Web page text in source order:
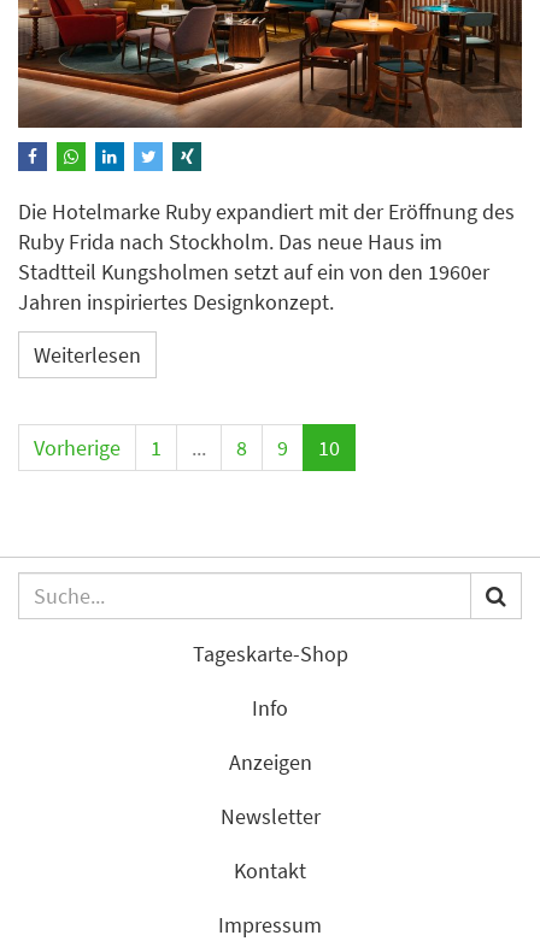
Die Hotelmarke Ruby expandiert mit der Eröffnung des
Ruby Frida nach Stockholm. Das neue Haus im
Stadtteil Kungsholmen setzt auf ein von den 1960er
Jahren inspiriertes Designkonzept.
Weiterlesen
Vorherige 1 ... 8 9 10
Tageskarte-Shop
Info
Anzeigen
Newsletter
Kontakt
Impressum